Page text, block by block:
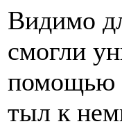
Видимо
смогли
помощью
тыл к